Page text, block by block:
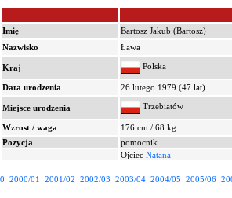
Imię
Bartosz Jakub (Bartosz)
Nazwisko
Ława
Kraj Polska
Data urodzenia 26 lutego 1979 (47 lat)
Miejsce urodzenia Trzebiatów
Wzrost / waga
176 cm / 68 kg
Pozycja
pomocnik
Ojciec Natana
2000/01 2001/02 2002/03 2003/04 2004/05 2005/06